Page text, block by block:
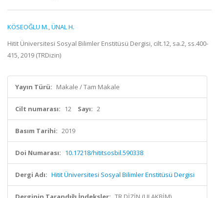
KÖSEOĞLU M.,ÜNAL H.
Hitit Üniversitesi Sosyal Bilimler Enstitüsü Dergisi, cilt.12, sa.2, ss.400-
415, 2019 (TRDizin)
Yayın Türü: Makale / Tam Makale
Cilt numarası: 12 Sayı: 2
Basım Tarihi: 2019
Doi Numarası: 10.17218/hititsosbil.590338
Dergi Adı: Hitit Üniversitesi Sosyal Bilimler Enstitüsü Dergisi